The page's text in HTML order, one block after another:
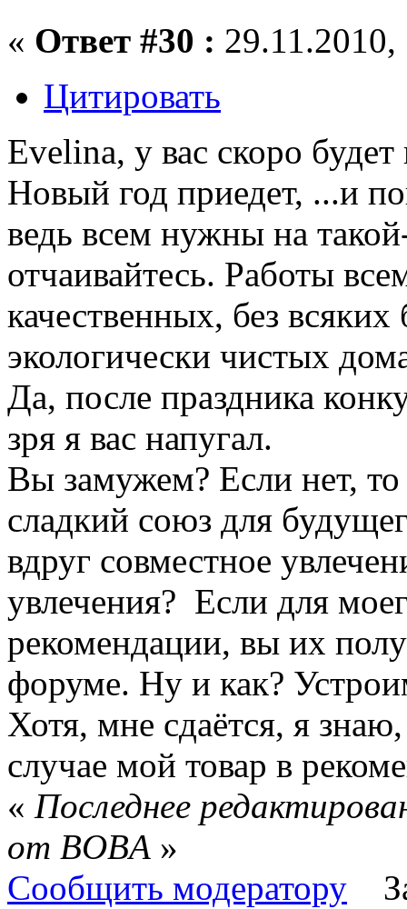
« Ответ #30 :
Цитировать
Evelina, у вас скоро
Новый год приедет, ...и
ведь всем нужны на
отчаивайтесь. Работы
качественных, без всяких
экологически чистых
Да, после праздника
зря я вас напугал.
Вы замужем? Если нет, то
сладкий союз для
вдруг совместное
увлечения? Если для
рекомендации, вы их
форуме. Ну и как?
Хотя, мне сдаётся, я
случае мой товар в
« Последнее
от BOBA »
Сообщить модератору